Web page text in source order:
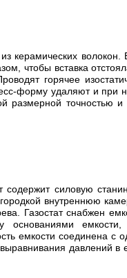
керамических
чтобы вставка
горячее
форму удаляют и при
размерной точностью
силовую
внутреннюю
Газостат снабжен
емкости соединена с
выравнивания давлений